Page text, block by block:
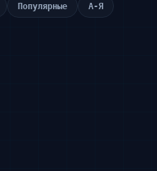
Популярные А-Я